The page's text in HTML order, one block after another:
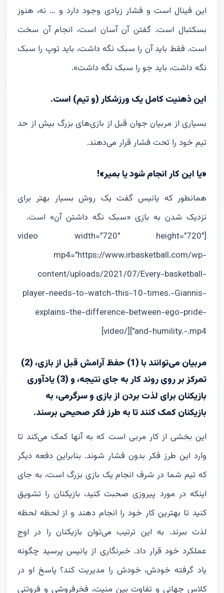
این فینال است و فشار زیادی وجود دارد و ... نه، هنوز
بسکتبال است. گفتن آن آسان است، انجام آن سخت
است. فقط باید آن را سبک نگه داشت، باید توپ را سبک
نگه داشت، باید جو را سبک نگه داشت».
این ذهنیت کامل یک ورزشکار (و تیم) است.
بسیاری از مربیان جوان قبل از بازی‌های بزرگ بیش از حد
تیم خود را تحت فشار قرار می‌دهند.
«یا این کار انجام شود یا بمیر»!
همانطور که یانیس گفت یک روش بسیار بهتر برای
نزدیک شدن به بازی «سبک نگه داشتن آن» است.
[video width="720" height="720"
mp4="https://www.irbasketball.com/wp-
content/uploads/2021/07/Every-basketball-
player-needs-to-watch-this-10-times.-Giannis-
explains-the-difference-between-ego-pride-
and-humility.-.mp4"][/video]
مربیان می‌توانند با (1) حفظ آرامش قبل از بازی، (2)
تمرکز بر روی روند کار به جای نتیجه، و (3) یادآوری
بازیکنان برای لذت بردن از بازی و سرگرمی، به
بازیکنان کمک کنند تا به طرز فکر صحیحی برسند.
این بخشی از کار مربی است که به آنها کمک می‌کند تا
وارد این طرز فکر بدون فشار شوند. بنابراین دفعه دیگر
که تیم شما در شرف انجام یک بازی بزرگ است، به جای
اینکه در مورد پیروزی صحبت کنید، بازیکنان را تشویق
کنید تا بهترین کار خود را انجام دهند و از لحظه لحظه
لذت ببرند. به این ترتیب می‌توان بازیکنان را در اوج
عملکرد خود قرار داد. خبرنگاری از یانیس پرسید چگونه
یاد گرفته خودش، خودش را مدیریت کند؟ پاسخ او در
کلاس جهانی و تفاوت بین منیت، فخرفروشى و فروتنی